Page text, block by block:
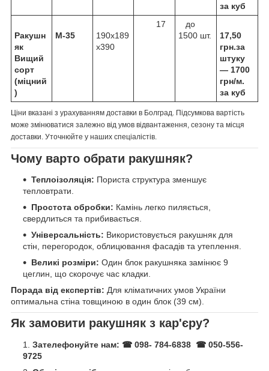
за куб
Ракушн
як
Вищий
сорт
(міцний
)
М-35
190х189
х390
17
до
1500 шт.
17,50
грн.за
штуку
— 1700
грн/м.
за куб
Ціни вказані з урахуванням доставки в Болград. Підсумкова вартість
може змінюватися залежно від умов відвантаження, сезону та місця
доставки. Уточнюйте у наших спеціалістів.
Чому варто обрати ракушняк?
Теплоізоляція: Пориста структура зменшує
тепловтрати.
Простота обробки: Камінь легко пиляється,
свердлиться та прибивається.
Універсальність: Використовується ракушняк для
стін, перегородок, облицювання фасадів та утеплення.
Великі розміри: Один блок ракушняка замінює 9
цеглин, що скорочує час кладки.
Порада від експертів: Для кліматичних умов України
оптимальна стіна товщиною в один блок (39 см).
Як замовити ракушняк з кар'єру?
Зателефонуйте нам: ☎ 098- 784-6838 ☎ 050-556-
9725